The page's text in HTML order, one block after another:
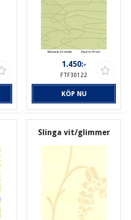
1.450:-
FTF30122
KÖP NU
Slinga vit/glimmer